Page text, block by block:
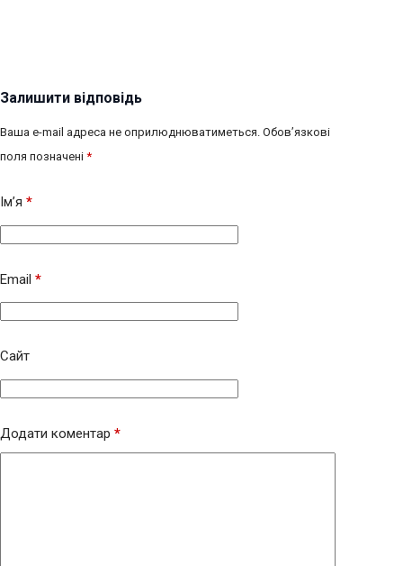
Залишити відповідь
Ваша e-mail адреса не оприлюднюватиметься. Обов’язкові
поля позначені *
Ім’я *
Email *
Сайт
Додати коментар *